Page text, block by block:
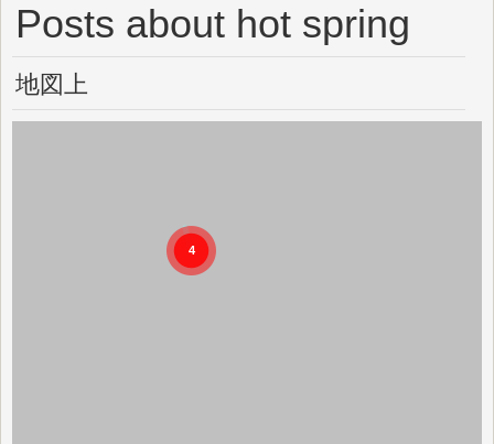
Posts about hot spring
地図上